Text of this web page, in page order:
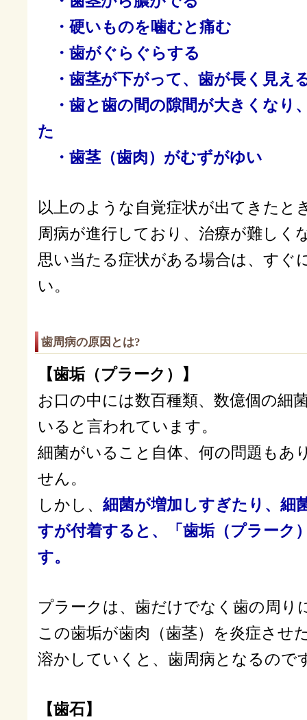
・硬いものを噛むと痛む
・歯がぐらぐらする
・歯茎が下がって、歯が長く見え
・歯と歯の間の隙間が大きくなり
た
・歯茎（歯肉）がむずがゆい
以上のような自覚症状が出てきたと
周病が進行しており、治療が難しく
思い当たる症状がある場合は、すぐ
い。
歯周病の原因とは?
【歯垢（プラーク）】
お口の中には数百種類、数億個の細
いると言われています。
細菌がいること自体、何の問題もあ
せん。
しかし、 細菌が増加しすぎたり、細
すが付着すると、「歯垢（プラーク
す。
プラークは、歯だけでなく歯の周り
この歯垢が歯肉（歯茎）を炎症させ
溶かしていくと、歯周病となるので
【歯石】